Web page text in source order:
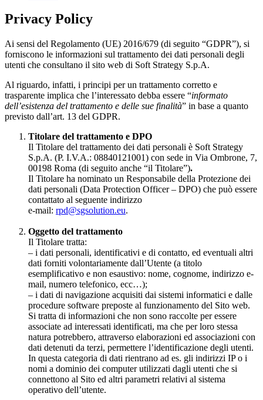
Privacy Policy
Ai sensi del Regolamento (UE) 2016/679 (di seguito “GDPR”), si
forniscono le informazioni sul trattamento dei dati personali degli
utenti che consultano il sito web di Soft Strategy S.p.A.
Al riguardo, infatti, i principi per un trattamento corretto e
trasparente implica che l’interessato debba essere “informato
dell’esistenza del trattamento e delle sue finalità” in base a quanto
previsto dall’art. 13 del GDPR.
Titolare del trattamento e DPO
Il Titolare del trattamento dei dati personali è Soft Strategy
S.p.A. (P. I.V.A.: 08840121001) con sede in Via Ombrone, 7,
00198 Roma (di seguito anche “il Titolare”).
Il Titolare ha nominato un Responsabile della Protezione dei
dati personali (Data Protection Officer – DPO) che può essere
contattato al seguente indirizzo
e-mail: rpd@sgsolution.eu.
Oggetto del trattamento
Il Titolare tratta:
– i dati personali, identificativi e di contatto, ed eventuali altri
dati forniti volontariamente dall’Utente (a titolo
esemplificativo e non esaustivo: nome, cognome, indirizzo e-
mail, numero telefonico, ecc…);
– i dati di navigazione acquisiti dai sistemi informatici e dalle
procedure software preposte al funzionamento del Sito web.
Si tratta di informazioni che non sono raccolte per essere
associate ad interessati identificati, ma che per loro stessa
natura potrebbero, attraverso elaborazioni ed associazioni con
dati detenuti da terzi, permettere l’identificazione degli utenti.
In questa categoria di dati rientrano ad es. gli indirizzi IP o i
nomi a dominio dei computer utilizzati dagli utenti che si
connettono al Sito ed altri parametri relativi al sistema
operativo dell’utente.